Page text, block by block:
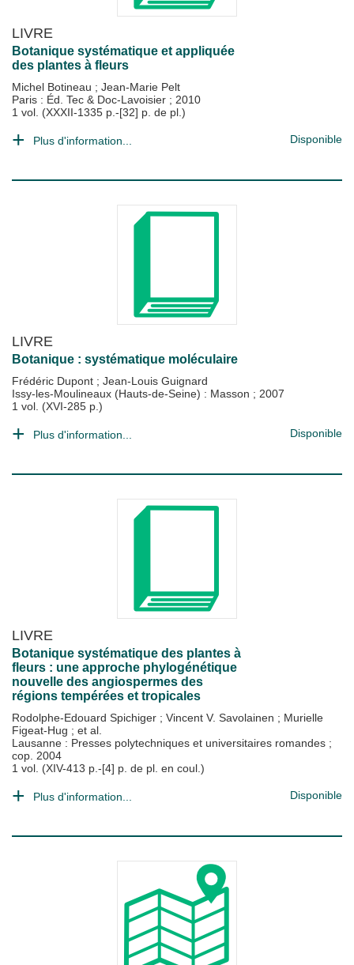
LIVRE
Botanique systématique et appliquée
des plantes à fleurs
Michel Botineau ; Jean-Marie Pelt
Paris : Éd. Tec & Doc-Lavoisier ; 2010
1 vol. (XXXII-1335 p.-[32] p. de pl.)
Plus d'information... Disponible
LIVRE
Botanique : systématique moléculaire
Frédéric Dupont ; Jean-Louis Guignard
Issy-les-Moulineaux (Hauts-de-Seine) : Masson ; 2007
1 vol. (XVI-285 p.)
Plus d'information... Disponible
LIVRE
Botanique systématique des plantes à
fleurs : une approche phylogénétique
nouvelle des angiospermes des
régions tempérées et tropicales
Rodolphe-Edouard Spichiger ; Vincent V. Savolainen ; Murielle
Figeat-Hug ; et al.
Lausanne : Presses polytechniques et universitaires romandes ;
cop. 2004
1 vol. (XIV-413 p.-[4] p. de pl. en coul.)
Plus d'information... Disponible